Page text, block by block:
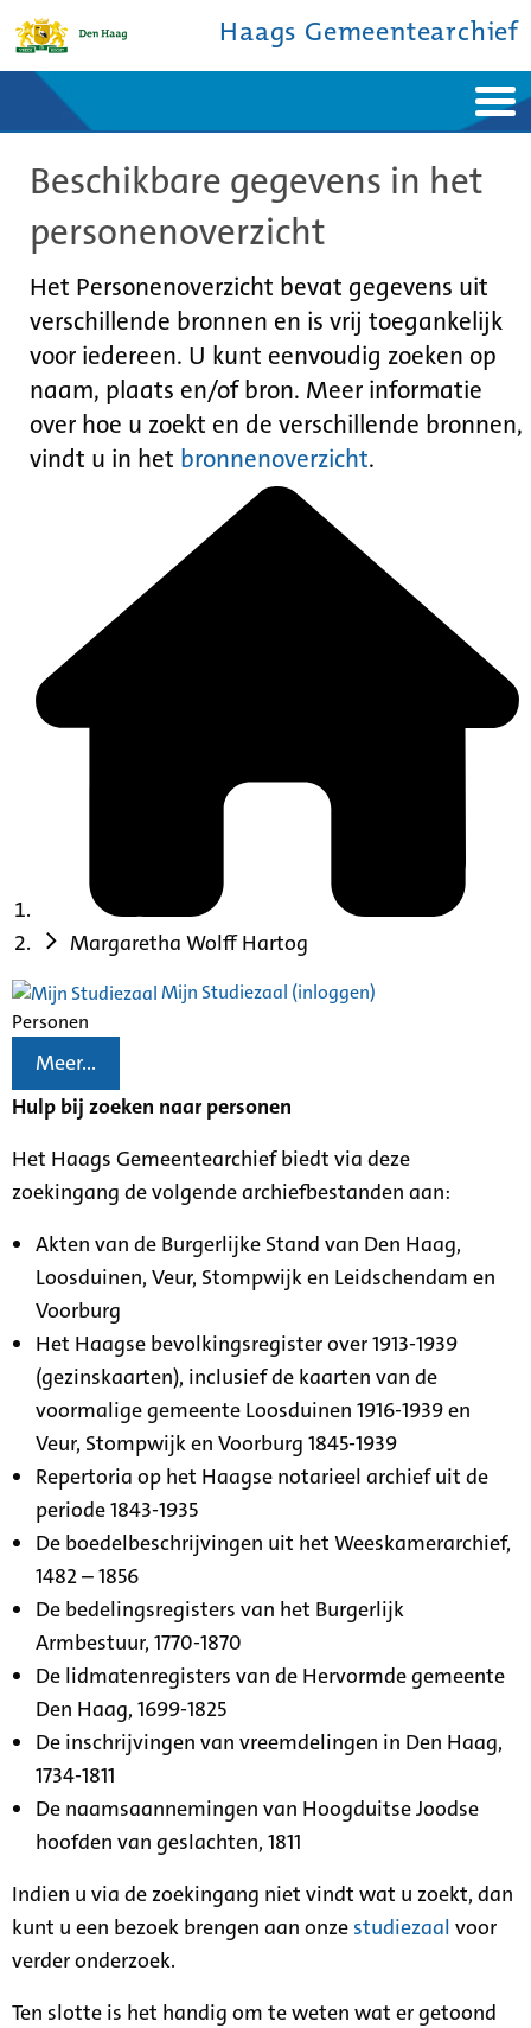
Haags Gemeentearchief
Ontdek de stad
De studiezaal
Bronnen en collecties
Contact
Beschikbare gegevens in het
personenoverzicht
Het Personenoverzicht bevat gegevens uit
verschillende bronnen en is vrij toegankelijk
voor iedereen. U kunt eenvoudig zoeken op
naam, plaats en/of bron. Meer informatie
over hoe u zoekt en de verschillende bronnen,
vindt u in het bronnenoverzicht.
Margaretha Wolff Hartog
Mijn Studiezaal (inloggen)
Personen
Meer...
Hulp bij zoeken naar personen
Het Haags Gemeentearchief biedt via deze
zoekingang de volgende archiefbestanden aan:
Akten van de Burgerlijke Stand van Den Haag,
Loosduinen, Veur, Stompwijk en Leidschendam en
Voorburg
Het Haagse bevolkingsregister over 1913-1939
(gezinskaarten), inclusief de kaarten van de
voormalige gemeente Loosduinen 1916-1939 en
Veur, Stompwijk en Voorburg 1845-1939
Repertoria op het Haagse notarieel archief uit de
periode 1843-1935
De boedelbeschrijvingen uit het Weeskamerarchief,
1482 – 1856
De bedelingsregisters van het Burgerlijk
Armbestuur, 1770-1870
De lidmatenregisters van de Hervormde gemeente
Den Haag, 1699-1825
De inschrijvingen van vreemdelingen in Den Haag,
1734-1811
De naamsaannemingen van Hoogduitse Joodse
hoofden van geslachten, 1811
Indien u via de zoekingang niet vindt wat u zoekt, dan
kunt u een bezoek brengen aan onze studiezaal voor
verder onderzoek.
Ten slotte is het handig om te weten wat er getoond